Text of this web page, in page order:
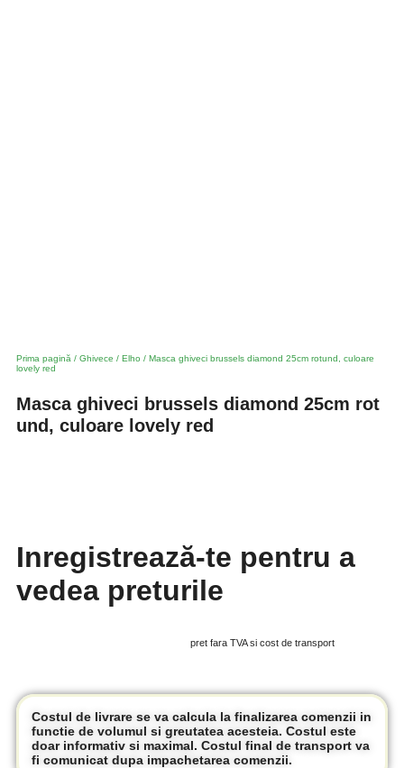
Prima pagină / Ghivece / Elho / Masca ghiveci brussels diamond 25cm rotund, culoare
lovely red
Masca ghiveci brussels diamond 25cm rot
und, culoare lovely red
Inregistrează-te pentru a
vedea preturile
pret fara TVA si cost de transport
Costul de livrare se va calcula la finalizarea comenzii in
functie de volumul si greutatea acesteia. Costul este
doar informativ si maximal. Costul final de transport va
fi comunicat dupa impachetarea comenzii.